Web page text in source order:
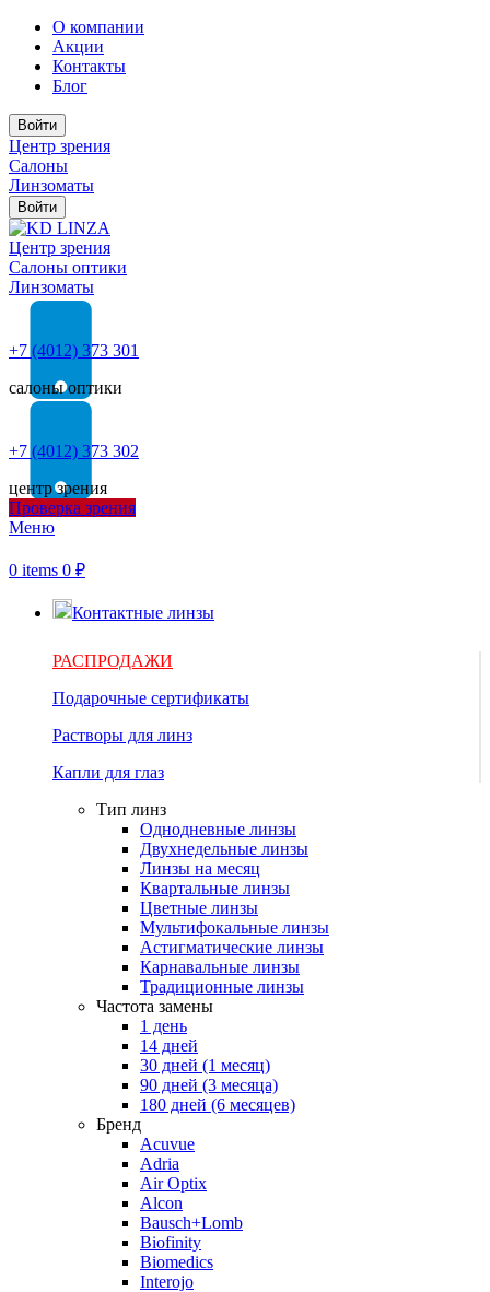
О компании
Акции
Контакты
Блог
Войти
Центр зрения
Салоны
Линзоматы
Войти
Центр зрения
Cалоны оптики
Линзоматы
+7 (4012) 373 301
салоны оптики
+7 (4012) 373 302
центр зрения
Проверка зрения
Меню
0 items 0 ₽
Контактные линзы
РАСПРОДАЖИ
Подарочные сертификаты
Растворы для линз
Капли для глаз
Тип линз
Однодневные линзы
Двухнедельные линзы
Линзы на месяц
Квартальные линзы
Цветные линзы
Мультифокальные линзы
Астигматические линзы
Карнавальные линзы
Традиционные линзы
Частота замены
1 день
14 дней
30 дней (1 месяц)
90 дней (3 месяца)
180 дней (6 месяцев)
Бренд
Acuvue
Adria
Air Optix
Alcon
Bausch+Lomb
Biofinity
Biomedics
Interojo